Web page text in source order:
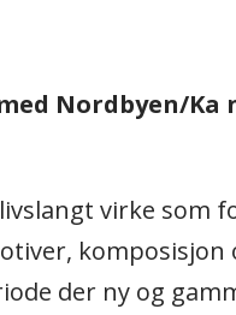
Nordbyen/
virke som
der ny og